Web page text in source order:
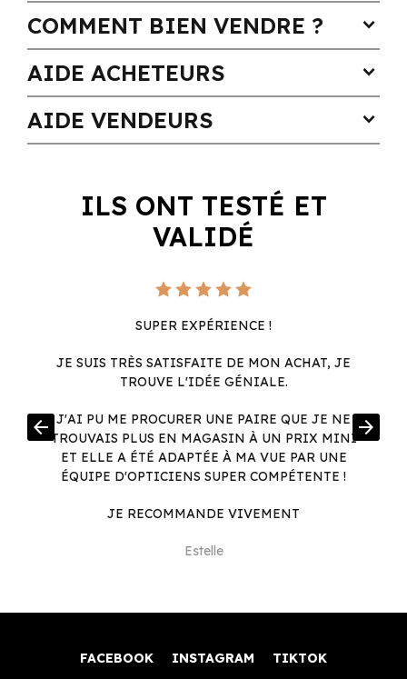
COMMENT BIEN VENDRE ? expand_more
AIDE ACHETEURS expand_more
AIDE VENDEURS expand_more
ILS ONT TESTÉ ET
VALIDÉ
SUPER EXPÉRIENCE !
JE SUIS TRÈS SATISFAITE DE MON ACHAT, JE
TROUVE L'IDÉE GÉNIALE.
J'AI PU ME PROCURER UNE PAIRE QUE JE NE
TROUVAIS PLUS EN MAGASIN À UN PRIX MINI
ET ELLE A ÉTÉ ADAPTÉE À MA VUE PAR UNE
ÉQUIPE D'OPTICIENS SUPER COMPÉTENTE !
JE RECOMMANDE VIVEMENT
Estelle
arrow_back arrow_forward
FACEBOOK INSTAGRAM TIKTOK